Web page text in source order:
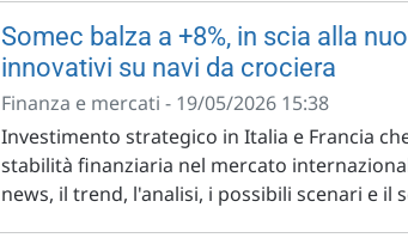
Somec balza a +8%, in scia alla
innovativi su navi da crociera
Finanza e mercati - 19/05/2026 15:38
Investimento strategico in Italia e Francia
stabilità finanziaria nel mercato
news, il trend, l'analisi, i possibili scenari e il